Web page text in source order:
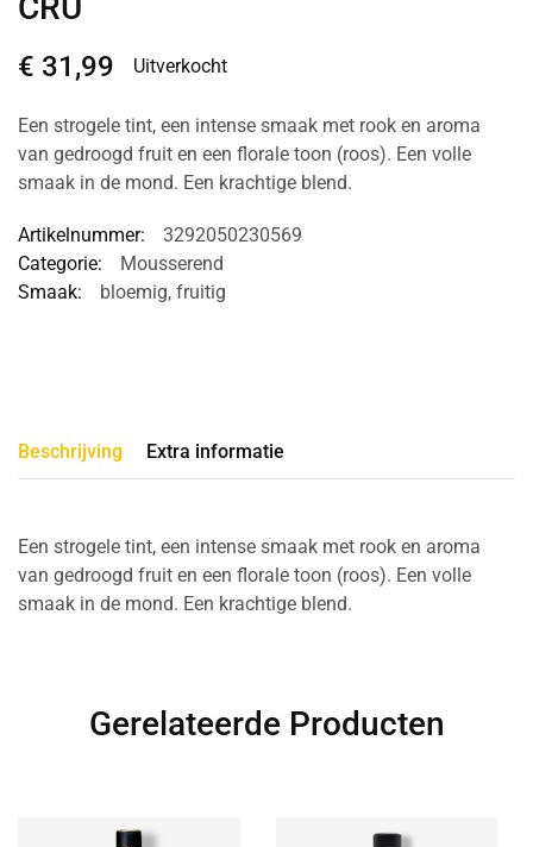
€ 31,99 Uitverkocht
Een strogele tint, een intense smaak met rook en aroma
van gedroogd fruit en een florale toon (roos). Een volle
smaak in de mond. Een krachtige blend.
Artikelnummer:
3292050230569
Categorie:
Mousserend
Smaak:
bloemig, fruitig
Beschrijving Extra informatie
Een strogele tint, een intense smaak met rook en aroma
van gedroogd fruit en een florale toon (roos). Een volle
smaak in de mond. Een krachtige blend.
Gerelateerde Producten